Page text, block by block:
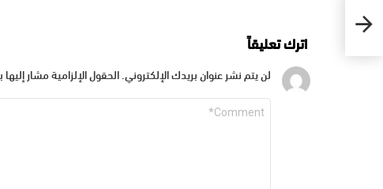
اترك تعليقاً
لن يتم نشر عنوان بريدك الإلكتروني. الحقول الإلزامية مشار إليها بـ
التعليق